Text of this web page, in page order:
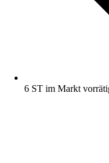
6 ST im Markt